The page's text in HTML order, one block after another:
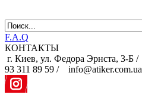
F.A.Q
КОНТАКТЫ
г. Киев, ул. Федора Эрнста, 3-Б /
93 311 89 59 / info@atiker.com.ua